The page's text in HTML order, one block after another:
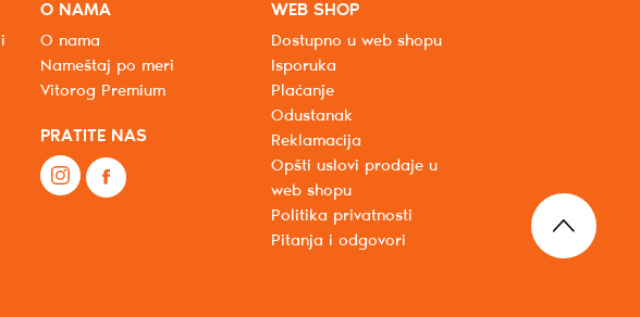
O NAMA
O nama
Nameštaj po meri
Vitorog Premium
PRATITE NAS
WEB SHOP
Dostupno u web shopu
Isporuka
Plaćanje
Odustanak
Reklamacija
Opšti uslovi prodaje u
web shopu
Politika privatnosti
Pitanja i odgovori